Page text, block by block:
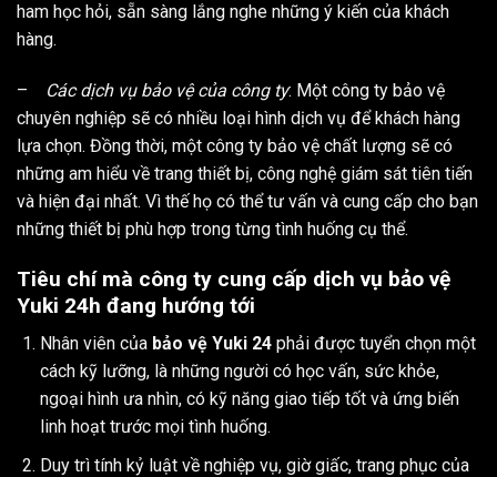
ham học hỏi, sẵn sàng lắng nghe những ý kiến của khách
hàng.
– Các dịch vụ bảo vệ của công ty: Một công ty bảo vệ
chuyên nghiệp sẽ có nhiều loại hình dịch vụ để khách hàng
lựa chọn. Đồng thời, một công ty bảo vệ chất lượng sẽ có
những am hiểu về trang thiết bị, công nghệ giám sát tiên tiến
và hiện đại nhất. Vì thế họ có thể tư vấn và cung cấp cho bạn
những thiết bị phù hợp trong từng tình huống cụ thể.
Tiêu chí mà công ty cung cấp dịch vụ bảo vệ
Yuki 24h đang hướng tới
Nhân viên của bảo vệ Yuki 24phải được tuyển chọn một
cách kỹ lưỡng, là những người có học vấn, sức khỏe,
ngoại hình ưa nhìn, có kỹ năng giao tiếp tốt và ứng biến
linh hoạt trước mọi tình huống.
Duy trì tính kỷ luật về nghiệp vụ, giờ giấc, trang phục của